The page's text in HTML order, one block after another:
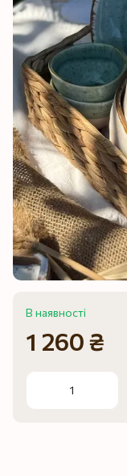
В наявності
1 260 ₴